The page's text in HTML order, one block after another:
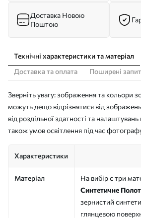
Доставка Новою
Поштою
Технічні характеристики та матеріал
Доставка та оплата
Поширені
Зверніть увагу: зображення та кольори
можуть дещо відрізнятися від
від роздільної здатності та
також умов освітлення під час
Характеристики
Матеріал
На вибір є три
Синтетичне
зернистий
глянцевою